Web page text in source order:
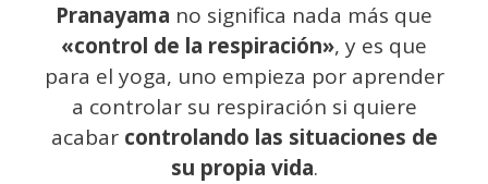
Pranayama no significa nada más que
«control de la respiración», y es que
para el yoga, uno empieza por aprender
a controlar su respiración si quiere
acabar controlando las situaciones de
su propia vida.